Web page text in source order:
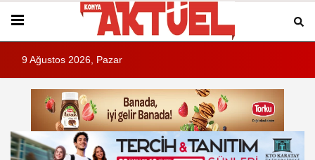
9 Ağustos 2026, Pazar